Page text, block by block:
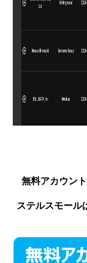
無料アカウン
ステルスモール